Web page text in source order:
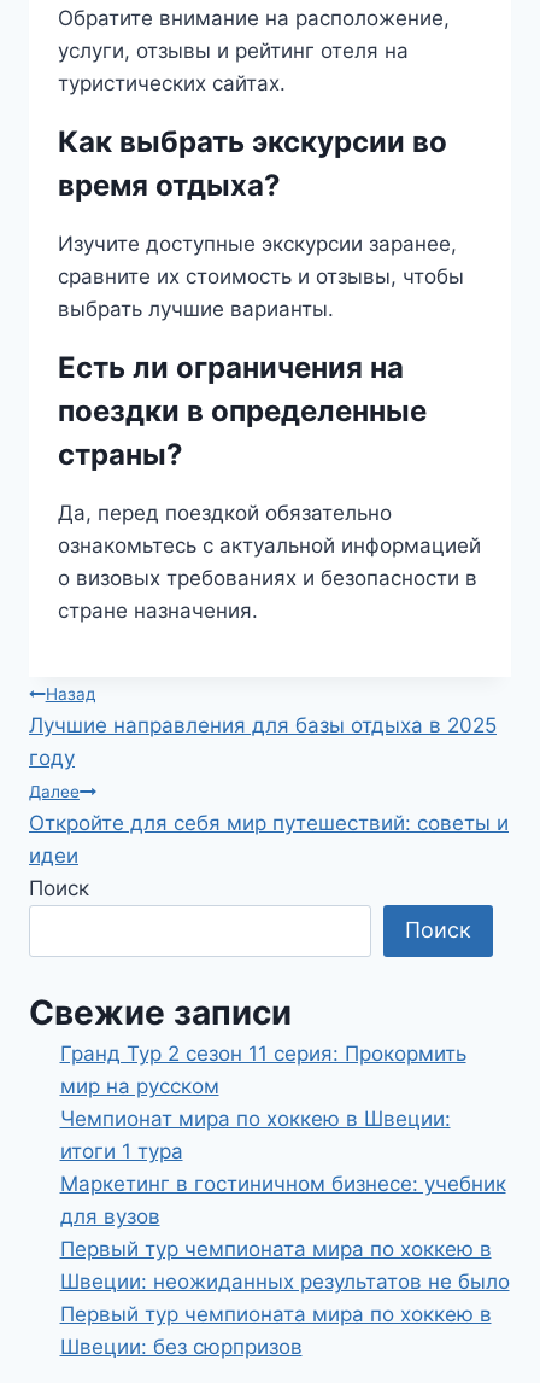
Обратите внимание на расположение,
услуги, отзывы и рейтинг отеля на
туристических сайтах.
Как выбрать экскурсии во
время отдыха?
Изучите доступные экскурсии заранее,
сравните их стоимость и отзывы, чтобы
выбрать лучшие варианты.
Есть ли ограничения на
поездки в определенные
страны?
Да, перед поездкой обязательно
ознакомьтесь с актуальной информацией
о визовых требованиях и безопасности в
стране назначения.
Навигация
по
записям
Назад
Лучшие направления для базы отдыха в 2025
году
Далее
Откройте для себя мир путешествий: советы и
идеи
Поиск
Поиск
Свежие записи
Гранд Тур 2 сезон 11 серия: Прокормить
мир на русском
Чемпионат мира по хоккею в Швеции:
итоги 1 тура
Маркетинг в гостиничном бизнесе: учебник
для вузов
Первый тур чемпионата мира по хоккею в
Швеции: неожиданных результатов не было
Первый тур чемпионата мира по хоккею в
Швеции: без сюрпризов